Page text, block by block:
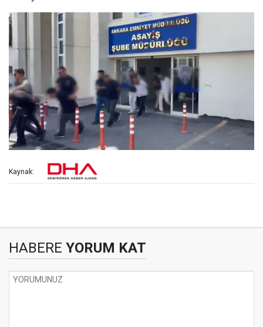
Kaynak:
HABERE YORUM KAT